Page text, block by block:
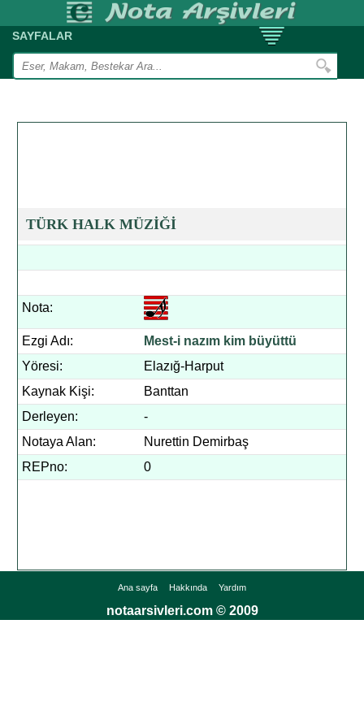
SAYFALAR
TÜRK HALK MÜZİĞİ
Nota:
Ezgi Adı:
Mest-i nazım kim büyüttü
Yöresi:
Elazığ-Harput
Kaynak Kişi:
Banttan
Derleyen:
-
Notaya Alan:
Nurettin Demirbaş
REPno:
0
Ana sayfa Hakkında Yardım
notaarsivleri.com © 2009